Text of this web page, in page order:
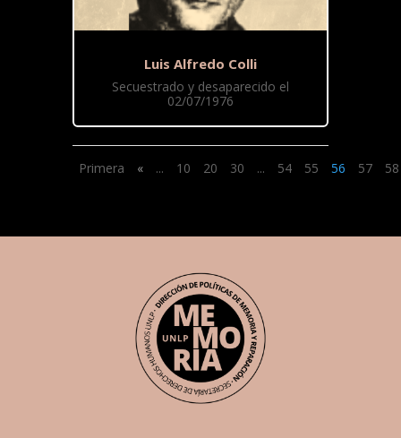
Luis Alfredo Colli
Secuestrado y desaparecido el
02/07/1976
Primera « ... 10 20 30 ... 54 55 56 57 58